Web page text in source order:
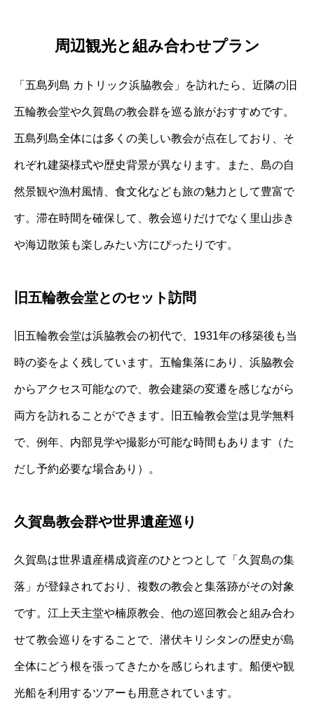
周辺観光と組み合わせプラン
「五島列島 カトリック浜脇教会」を訪れたら、近隣の旧
五輪教会堂や久賀島の教会群を巡る旅がおすすめです。
五島列島全体には多くの美しい教会が点在しており、そ
れぞれ建築様式や歴史背景が異なります。また、島の自
然景観や漁村風情、食文化なども旅の魅力として豊富で
す。滞在時間を確保して、教会巡りだけでなく里山歩き
や海辺散策も楽しみたい方にぴったりです。
旧五輪教会堂とのセット訪問
旧五輪教会堂は浜脇教会の初代で、1931年の移築後も当
時の姿をよく残しています。五輪集落にあり、浜脇教会
からアクセス可能なので、教会建築の変遷を感じながら
両方を訪れることができます。旧五輪教会堂は見学無料
で、例年、内部見学や撮影が可能な時間もあります（た
だし予約必要な場合あり）。
久賀島教会群や世界遺産巡り
久賀島は世界遺産構成資産のひとつとして「久賀島の集
落」が登録されており、複数の教会と集落跡がその対象
です。江上天主堂や楠原教会、他の巡回教会と組み合わ
せて教会巡りをすることで、潜伏キリシタンの歴史が島
全体にどう根を張ってきたかを感じられます。船便や観
光船を利用するツアーも用意されています。